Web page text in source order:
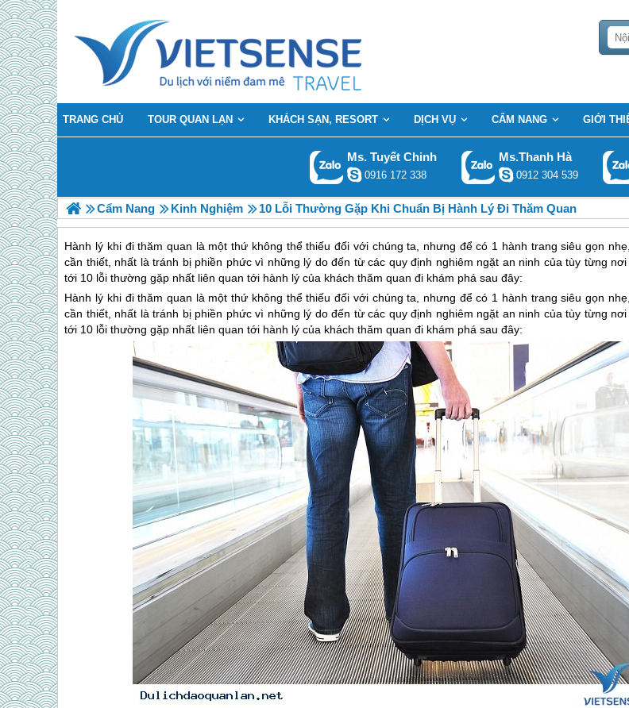
TRANG CHỦ TOUR QUAN LẠN KHÁCH SẠN, RESORT DỊCH VỤ CẨM NANG GIỚI
Ms. Tuyết Chinh
0916 172 338
Ms.Thanh Hà
0912 304 539
Cẩm Nang Kinh Nghiệm 10 Lỗi Thường Gặp Khi Chuẩn Bị Hành Lý Đi Thăm Quan
Hành lý khi đi thăm quan là một thứ không thể thiếu đối với chúng ta, nhưng để có 1 hành trang siêu gọn
cần thiết, nhất là tránh bị phiền phức vì những lý do đến từ các quy định nghiêm ngặt an ninh của tùy từng
tới 10 lỗi thường gặp nhất liên quan tới hành lý của khách thăm quan đi khám phá sau đây:
Hành lý khi đi thăm quan là một thứ không thể thiếu đối với chúng ta, nhưng để có 1 hành trang siêu gọn
cần thiết, nhất là tránh bị phiền phức vì những lý do đến từ các quy định nghiêm ngặt an ninh của tùy từng
tới 10 lỗi thường gặp nhất liên quan tới hành lý của khách thăm quan đi khám phá sau đây: